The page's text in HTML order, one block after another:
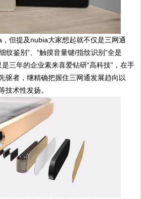
但提及nubia大家想起就不仅是三网通
纹鉴别”、“触摸音量键/指纹识别”全是
三年的企业素来喜爱钻研“高科技”，在手
驱者，继精确把握住三网通发展趋向以
技术性发扬。